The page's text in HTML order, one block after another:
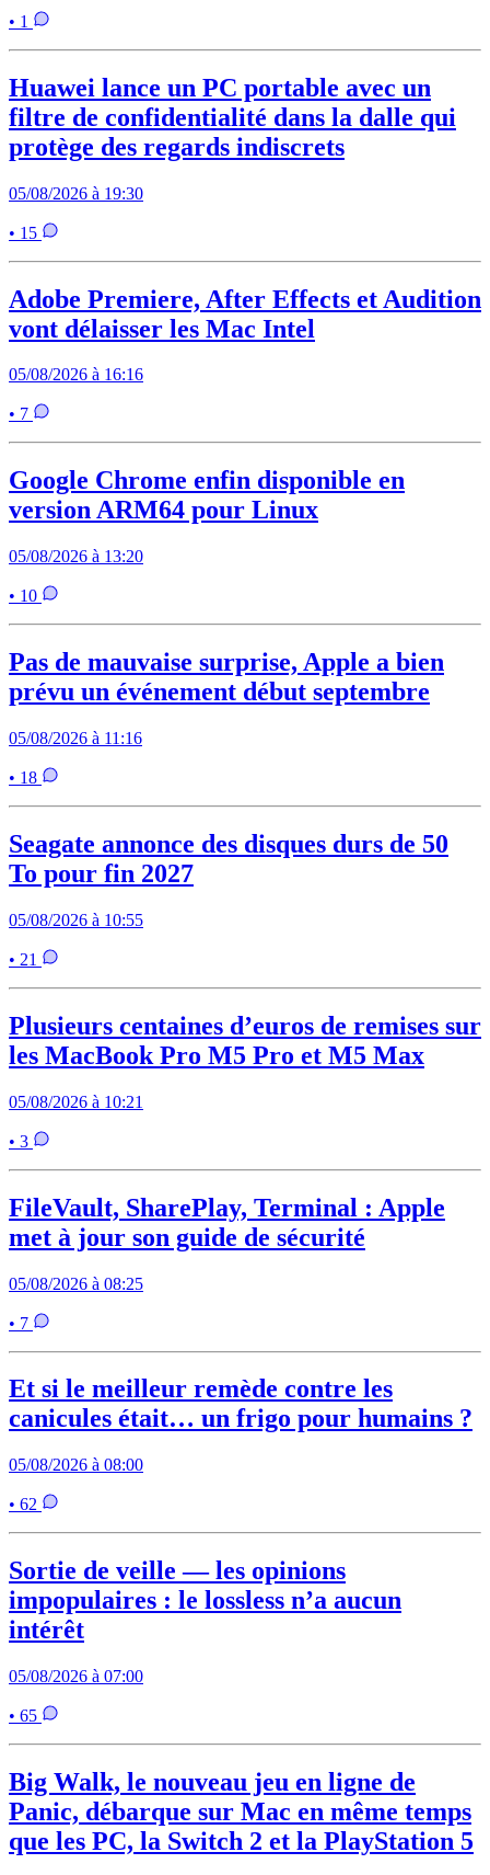
• 1
Huawei lance un PC portable avec un
filtre de confidentialité dans la dalle qui
protège des regards indiscrets
05/08/2026 à 19:30
• 15
Adobe Premiere, After Effects et Audition
vont délaisser les Mac Intel
05/08/2026 à 16:16
• 7
Google Chrome enfin disponible en
version ARM64 pour Linux
05/08/2026 à 13:20
• 10
Pas de mauvaise surprise, Apple a bien
prévu un événement début septembre
05/08/2026 à 11:16
• 18
Seagate annonce des disques durs de 50
To pour fin 2027
05/08/2026 à 10:55
• 21
Plusieurs centaines d’euros de remises sur
les MacBook Pro M5 Pro et M5 Max
05/08/2026 à 10:21
• 3
FileVault, SharePlay, Terminal : Apple
met à jour son guide de sécurité
05/08/2026 à 08:25
• 7
Et si le meilleur remède contre les
canicules était… un frigo pour humains ?
05/08/2026 à 08:00
• 62
Sortie de veille — les opinions
impopulaires : le lossless n’a aucun
intérêt
05/08/2026 à 07:00
• 65
Big Walk, le nouveau jeu en ligne de
Panic, débarque sur Mac en même temps
que les PC, la Switch 2 et la PlayStation 5